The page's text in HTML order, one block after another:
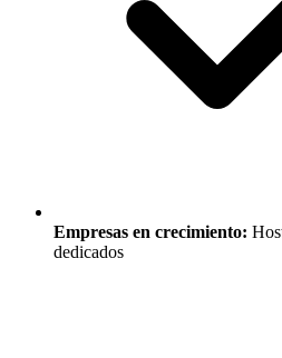
Empresas en crecimiento:
dedicados